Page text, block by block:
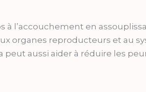
à l’accouchement en
organes reproducteurs et au
aussi aider à réduire les